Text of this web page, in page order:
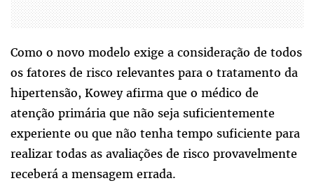
Como o novo modelo exige a consideração de todos
os fatores de risco relevantes para o tratamento da
hipertensão, Kowey afirma que o médico de
atenção primária que não seja suficientemente
experiente ou que não tenha tempo suficiente para
realizar todas as avaliações de risco provavelmente
receberá a mensagem errada.